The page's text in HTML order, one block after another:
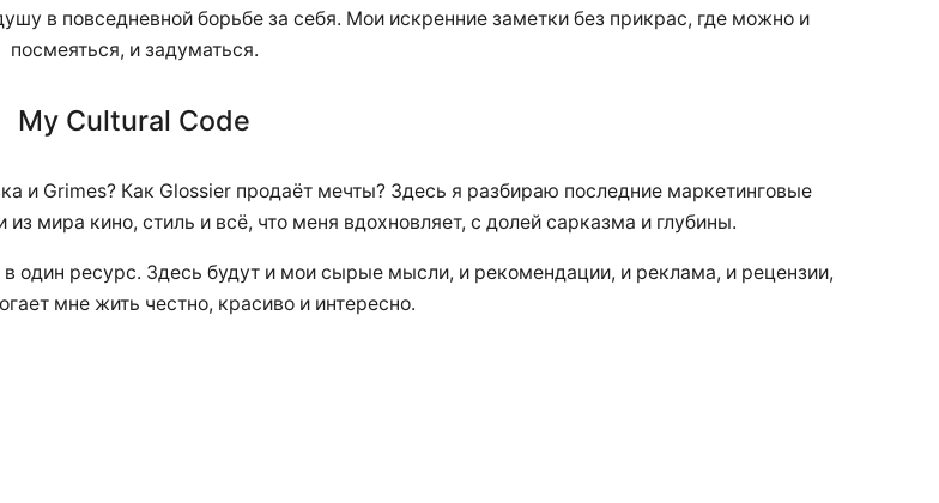
в повседневной борьбе за себя. Мои искренние заметки без прикрас, где можно и
посмеяться, и задуматься.
My Cultural Code
и Grimes? Как Glossier продаёт мечты? Здесь я разбираю последние маркетинговые
мира кино, стиль и всё, что меня вдохновляет, с долей сарказма и глубины.
один ресурс. Здесь будут и мои сырые мысли, и рекомендации, и реклама, и рецензии,
мне жить честно, красиво и интересно.